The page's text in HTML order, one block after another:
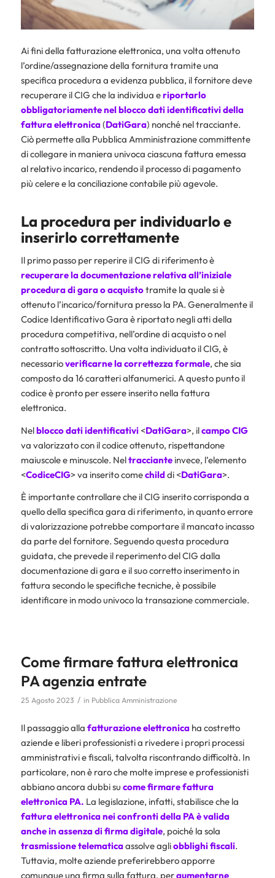
Ai fini della fatturazione elettronica, una volta ottenuto
l’ordine/assegnazione della fornitura tramite una
specifica procedura a evidenza pubblica, il fornitore deve
recuperare il CIG che la individua eriportarlo
obbligatoriamente nel blocco dati identificativi della
fattura elettronica(DatiGara) nonché nel tracciante.
Ciò permette alla Pubblica Amministrazione committente
di collegare in maniera univoca ciascuna fattura emessa
al relativo incarico, rendendo il processo di pagamento
più celere e la conciliazione contabile più agevole.
La procedura per individuarlo e
inserirlo correttamente
Il primo passo per reperire il CIG di riferimento è
recuperare la documentazione relativa all’iniziale
procedura di gara o acquistotramite la quale si è
ottenuto l’incarico/fornitura presso la PA. Generalmente il
Codice Identificativo Gara è riportato negli atti della
procedura competitiva, nell’ordine di acquisto o nel
contratto sottoscritto. Una volta individuato il CIG, è
necessarioverificarne la correttezza formale, che sia
composto da 16 caratteri alfanumerici. A questo punto il
codice è pronto per essere inserito nella fattura
elettronica.
Nelblocco dati identificativi<DatiGara>, ilcampo CIG
va valorizzato con il codice ottenuto, rispettandone
maiuscole e minuscole. Neltraccianteinvece, l’elemento
<CodiceCIG> va inserito comechilddi <DatiGara>.
È importante controllare che il CIG inserito corrisponda a
quello della specifica gara di riferimento, in quanto errore
di valorizzazione potrebbe comportare il mancato incasso
da parte del fornitore. Seguendo questa procedura
guidata, che prevede il reperimento del CIG dalla
documentazione di gara e il suo corretto inserimento in
fattura secondo le specifiche tecniche, è possibile
identificare in modo univoco la transazione commerciale.
Come firmare fattura elettronica
PA agenzia entrate
25 Agosto 2023 / in Pubblica Amministrazione
Il passaggio alla fatturazione elettronicaha costretto
aziende e liberi professionisti a rivedere i propri processi
amministrativi e fiscali, talvolta riscontrando difficoltà. In
particolare, non è raro che molte imprese e professionisti
abbiano ancora dubbi su come firmare fattura
elettronica PA. La legislazione, infatti, stabilisce che la
fattura elettronica nei confronti della PAè valida
anche in assenza di firma digitale, poiché la sola
trasmissione telematicaassolve agliobblighi fiscali.
Tuttavia, molte aziende preferirebbero apporre
comunque una firma sulla fattura, peraumentarne